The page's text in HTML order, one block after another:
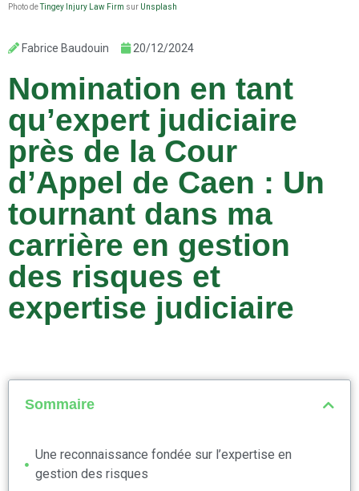
Photo deTingey Injury Law Firm sur Unsplash
Fabrice Baudouin 20/12/2024
Nomination en tant
qu’expert judiciaire
près de la Cour
d’Appel de Caen : Un
tournant dans ma
carrière en gestion
des risques et
expertise judiciaire
Sommaire
Une reconnaissance fondée sur l’expertise en
gestion des risques